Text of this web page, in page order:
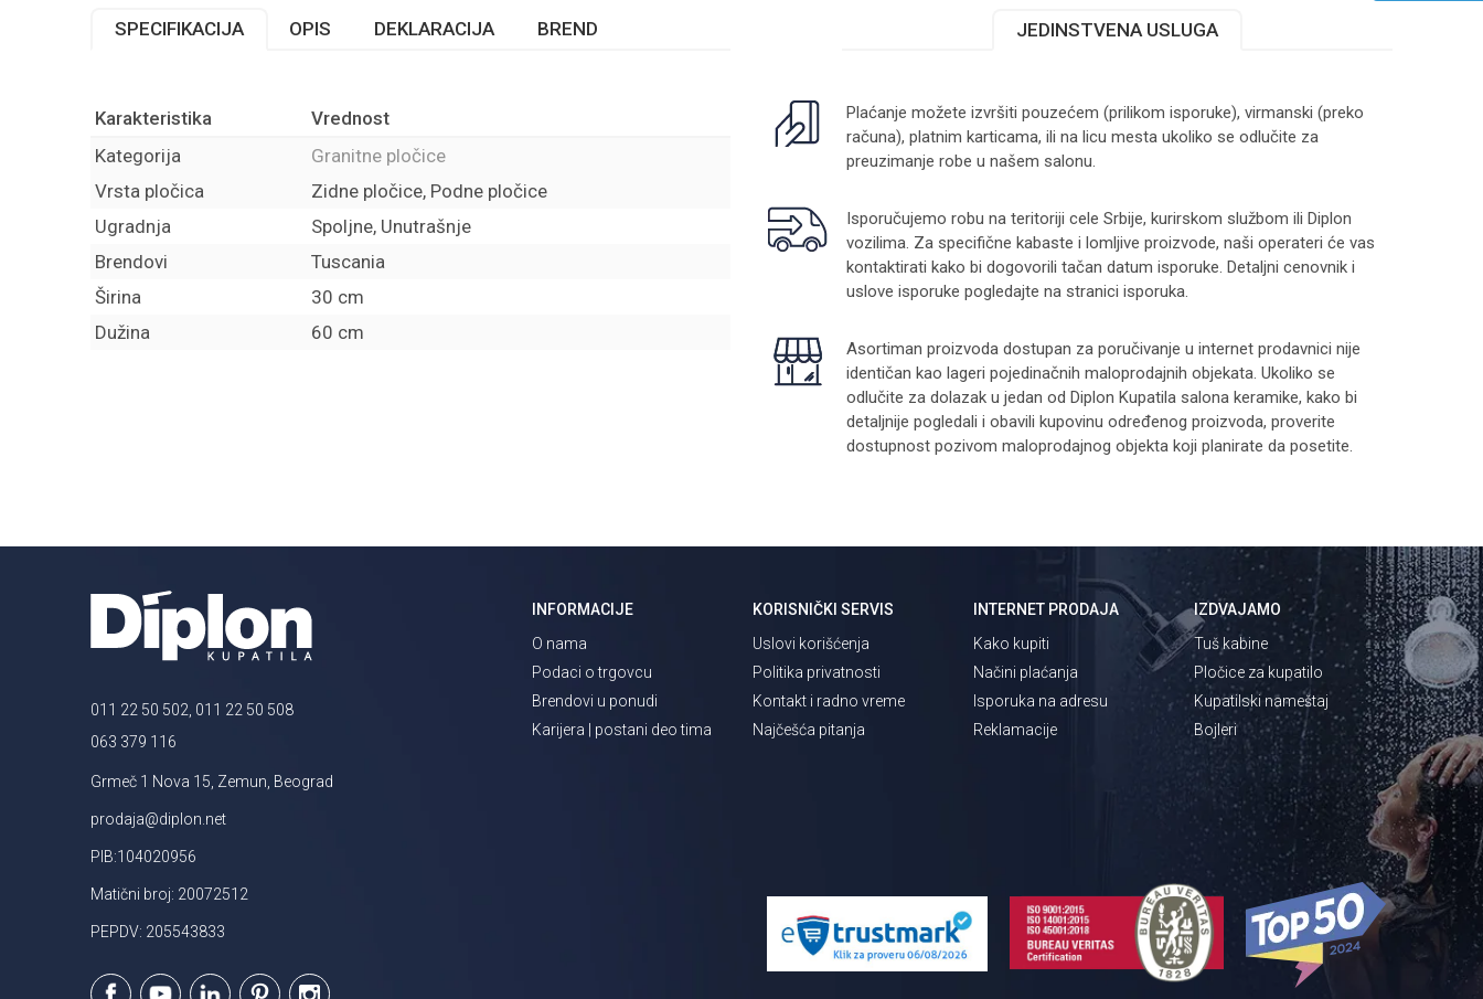
SPECIFIKACIJA OPIS DEKLARACIJA BREND
Karakteristika
Vrednost
Kategorija
Granitne pločice
Vrsta pločica
Zidne pločice, Podne pločice
Ugradnja
Spoljne, Unutrašnje
Brendovi
Tuscania
Širina
30 cm
Dužina
60 cm
JEDINSTVENA USLUGA
Plaćanje možete izvršiti pouzećem (prilikom isporuke), virmanski (preko
računa), platnim karticama, ili na licu mesta ukoliko se odlučite za
preuzimanje robe u našem salonu.
Isporučujemo robu na teritoriji cele Srbije, kurirskom službom ili Diplon
vozilima. Za specifične kabaste i lomljive proizvode, naši operateri će vas
kontaktirati kako bi dogovorili tačan datum isporuke. Detaljni cenovnik i
uslove isporuke pogledajte na straniciisporuka.
Asortiman proizvoda dostupan za poručivanje u internet prodavnici nije
identičan kao lageri pojedinačnih maloprodajnih objekata. Ukoliko se
odlučite za dolazak u jedan od Diplon Kupatila salona keramike, kako bi
detaljnije pogledali i obavili kupovinu određenog proizvoda, proverite
dostupnost pozivom maloprodajnog objekta koji planirate da posetite.
011 22 50 502, 011 22 50 508
063 379 116
Grmeč 1 Nova 15, Zemun, Beograd
prodaja@diplon.net
PIB:104020956
Matični broj: 20072512
PEPDV: 205543833
INFORMACIJE
O nama
Podaci o trgovcu
Brendovi u ponudi
Karijera | postani deo tima
KORISNIČKI SERVIS
Uslovi korišćenja
Politika privatnosti
Kontakt i radno vreme
Najčešća pitanja
INTERNET PRODAJA
Kako kupiti
Načini plaćanja
Isporuka na adresu
Reklamacije
IZDVAJAMO
Tuš kabine
Pločice za kupatilo
Kupatilski nameštaj
Bojleri